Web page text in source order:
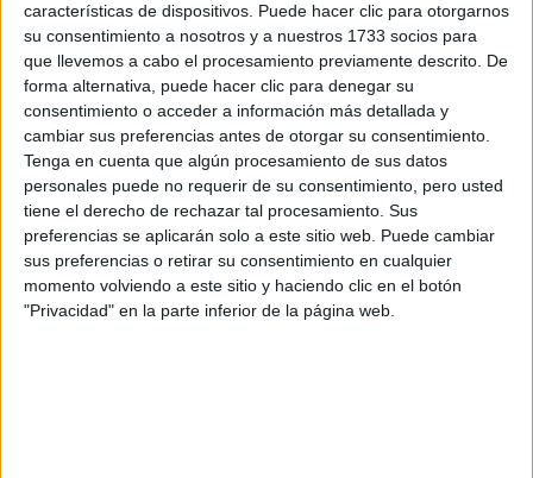
características de dispositivos. Puede hacer clic para otorgarnos
su consentimiento a nosotros y a nuestros 1733 socios para
que llevemos a cabo el procesamiento previamente descrito. De
forma alternativa, puede hacer clic para denegar su
consentimiento o acceder a información más detallada y
cambiar sus preferencias antes de otorgar su consentimiento.
Tenga en cuenta que algún procesamiento de sus datos
personales puede no requerir de su consentimiento, pero usted
tiene el derecho de rechazar tal procesamiento. Sus
preferencias se aplicarán solo a este sitio web. Puede cambiar
sus preferencias o retirar su consentimiento en cualquier
momento volviendo a este sitio y haciendo clic en el botón
"Privacidad" en la parte inferior de la página web.
Finalmente, alquien me puede decir en qué puedes trabajar
si estudias economía y en qué, si estudias Ade.
Un saludo.
Etiquetas:
La universidad - un mundo
ADE - Administración y Dirección de Empresas